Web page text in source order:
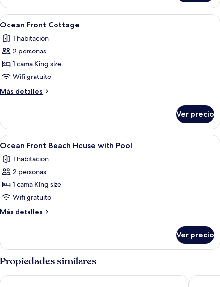
Front
Suite
Abrir
todas
las
fotos
de
Ocean
Front Cottage
Un dormitorio moderno con una
1
Ocean Front Cottage
1 habitación
2 personas
1 cama King size
Wifi gratuito
Más detalles
Más
Front Cottage
Ver precio
Abrir
todas
las
fotos
de
Ocean
Front
Beach
with
Pool
Una casa moderna frente a la playa
1
Ocean Front Beach House with Pool
1 habitación
2 personas
1 cama King size
Wifi gratuito
Más detalles
Más
Front
House
Pool
Ver precio
Propiedades similares
Rock House Wymara